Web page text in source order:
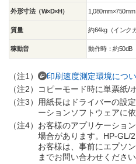
外形寸法（W×D×H）
質量 約64kg（インク
稼動音 動作時：約50dB
（注1）
印刷速度測定環境につ
（注2）
コピーモード時に単票紙/
（注3） 用紙長はドライバーの設
ーションソフトウェアに依
（注4） お客様のアプリケーショ
場合があります。HP-GL/
お客様は、事前にエプソ
までお問い合わせください